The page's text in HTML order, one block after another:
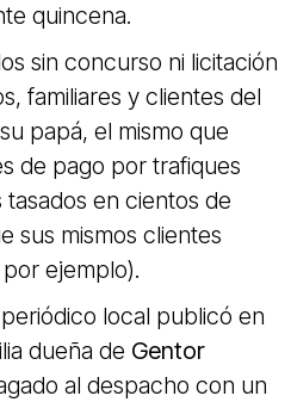
quincena.
sin concurso ni licitación
familiares y clientes del
papá, el mismo que
de pago por trafiques
en cientos de
sus mismos clientes
por ejemplo).
local publicó en
dueña de Gentor
al despacho con un